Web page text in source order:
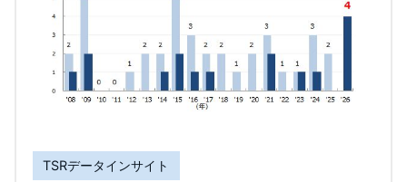
TSRデータインサイト